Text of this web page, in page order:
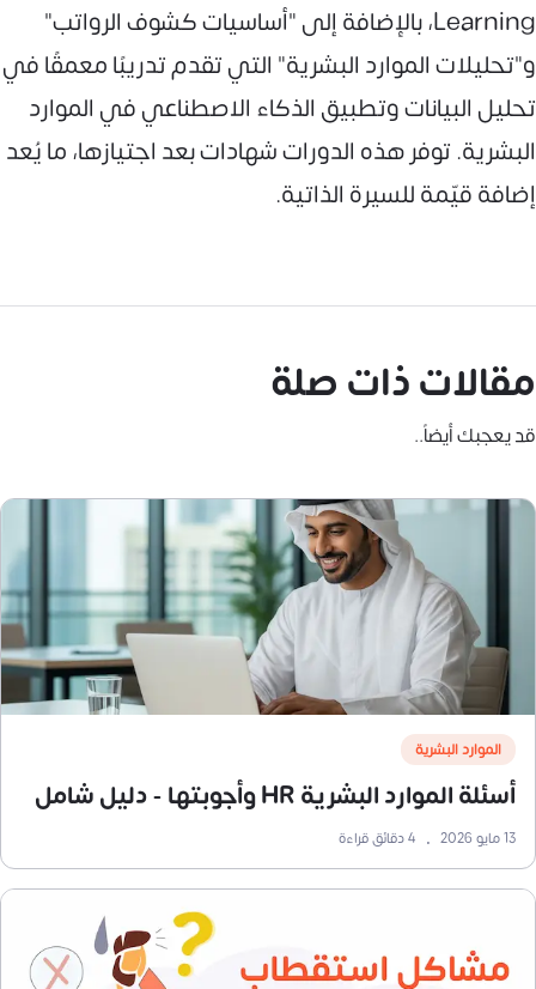
Learning، بالإضافة إلى "أساسيات كشوف الرواتب"
و"تحليلات الموارد البشرية" التي تقدم تدريبًا معمقًا في
تحليل البيانات وتطبيق الذكاء الاصطناعي في الموارد
البشرية. توفر هذه الدورات شهادات بعد اجتيازها، ما يُعد
إضافة قيّمة للسيرة الذاتية.
مقالات ذات صلة
قد يعجبك أيضاً..
الموارد البشرية
أسئلة الموارد البشرية HR وأجوبتها - دليل شامل
13 مايو 2026 •
4دقائق قراءة